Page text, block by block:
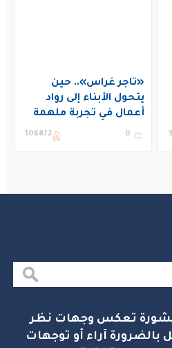
«تاجر غراس».. حين
يتحول الأبناء إلى رواد
أعمال في تجربة ملهمة
بنادي غراس الصيفي
0
106872
تعكس وجهات نظر
بالضرورة آراء أو توجهات